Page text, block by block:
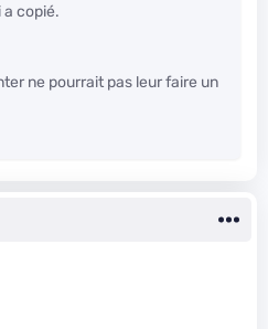
a copié.
ne pourrait pas leur faire un